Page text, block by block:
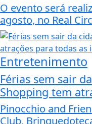
O evento será
agosto, no Real
Entretenimento
Férias sem sair
Shopping tem
Pinocchio and
Club,